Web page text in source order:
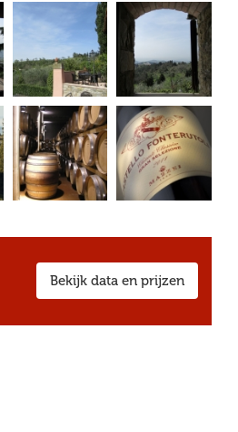
Bekijk data en prijzen